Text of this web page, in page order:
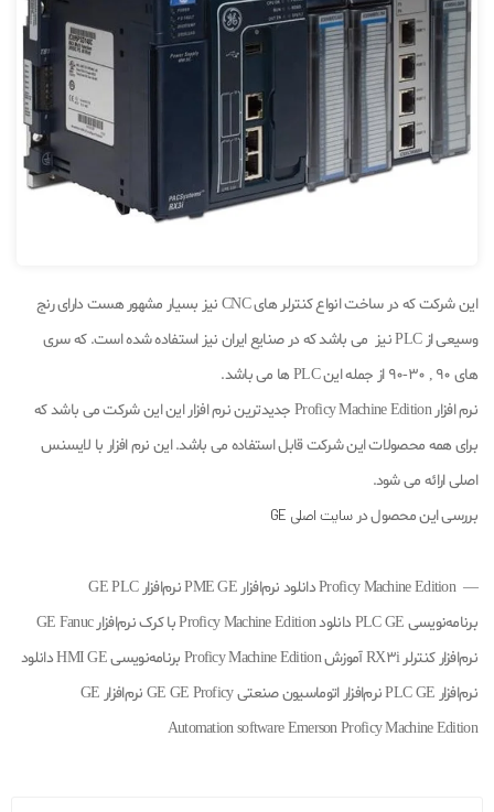
این شرکت که در ساخت انواع کنترلر های CNC نیز بسیار مشهور هست دارای رنج
وسیعی از PLC نیز می باشد که در صنایع ایران نیز استفاده شده است. که سری
های 90 , 30-90 از جمله این PLC ها می باشد.
نرم افزار Proficy Machine Edition جدیدترین نرم افزار این این شرکت می باشد که
برای همه محصولات این شرکت قابل استفاده می باشد. این نرم افزار با لایسنس
اصلی ارائه می شود.
بررسی این محصول درسایت اصلی GE
— Proficy Machine Edition دانلود نرم‌افزار PME GE نرم‌افزار GE PLC
برنامه‌نویسی PLC GE دانلود Proficy Machine Edition با کرک نرم‌افزار GE Fanuc
نرم‌افزار کنترلر RX3i آموزش Proficy Machine Edition برنامه‌نویسی HMI GE دانلود
نرم‌افزار PLC GE نرم‌افزار اتوماسیون صنعتی GE GE Proficy نرم‌افزار GE
Automation software Emerson Proficy Machine Edition